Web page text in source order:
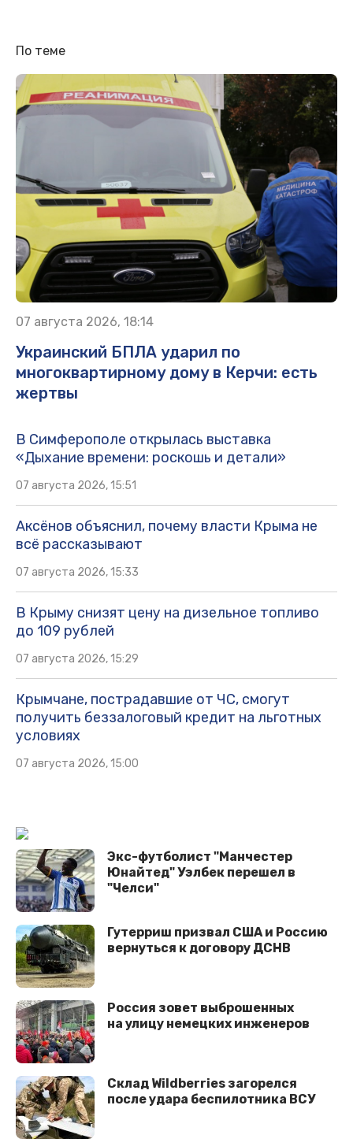
По теме
07 августа 2026, 18:14
Украинский БПЛА ударил по
многоквартирному дому в Керчи: есть
жертвы
В Симферополе открылась выставка
«Дыхание времени: роскошь и детали»
07 августа 2026, 15:51
Аксёнов объяснил, почему власти Крыма не
всё рассказывают
07 августа 2026, 15:33
В Крыму снизят цену на дизельное топливо
до 109 рублей
07 августа 2026, 15:29
Крымчане, пострадавшие от ЧС, смогут
получить беззалоговый кредит на льготных
условиях
07 августа 2026, 15:00
Экс-футболист "Манчестер
Юнайтед" Уэлбек перешел в
"Челси"
Гутерриш призвал США и Россию
вернуться к договору ДСНВ
Россия зовет выброшенных
на улицу немецких инженеров
Склад Wildberries загорелся
после удара беспилотника ВСУ